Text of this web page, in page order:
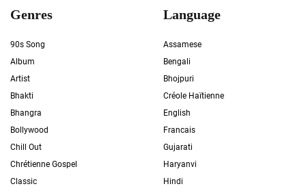
Genres
90s Song
Album
Artist
Bhakti
Bhangra
Bollywood
Chill Out
Chrétienne Gospel
Classic
Language
Assamese
Bengali
Bhojpuri
Créole Haïtienne
English
Francais
Gujarati
Haryanvi
Hindi